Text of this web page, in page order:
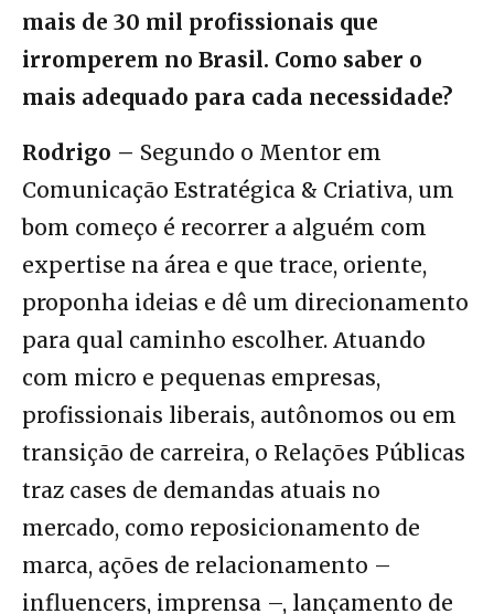
mais de 30 mil profissionais que
irromperem no Brasil. Como saber o
mais adequado para cada necessidade?
Rodrigo – Segundo o Mentor em
Comunicação Estratégica & Criativa, um
bom começo é recorrer a alguém com
expertise na área e que trace, oriente,
proponha ideias e dê um direcionamento
para qual caminho escolher. Atuando
com micro e pequenas empresas,
profissionais liberais, autônomos ou em
transição de carreira, o Relações Públicas
traz cases de demandas atuais no
mercado, como reposicionamento de
marca, ações de relacionamento –
influencers, imprensa –, lançamento de